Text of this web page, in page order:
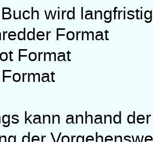
wird
Format
Format
kann anhand